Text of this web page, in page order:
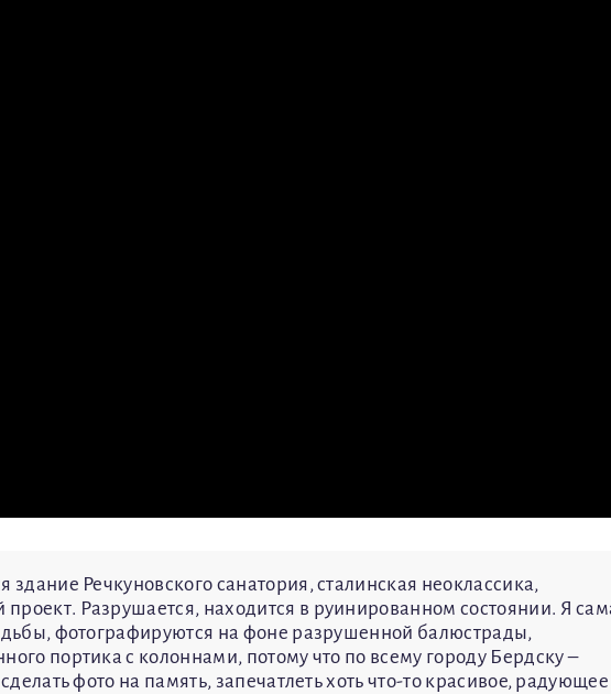
здание Речкуновского санатория, сталинская неоклассика,
Разрушается, находится в руинированном состоянии. Я
фотографируются на фоне разрушенной балюстрады,
портика с колоннами, потому что по всему городу Бердску –
фото на память, запечатлеть хоть что-то красивое, радующее